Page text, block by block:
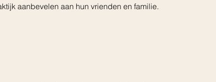
aanbevelen aan hun vrienden en familie.